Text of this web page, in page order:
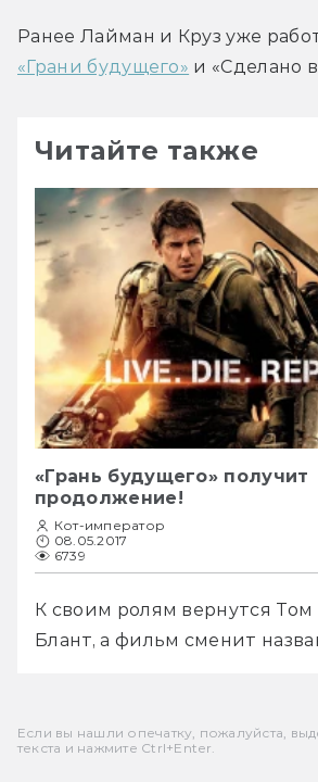
«Грани будущего» и «Сделано
Читайте также
«Грань будущего» получит
продолжение!
Кот-император
08.05.2017
6739
К своим ролям вернутся Том
Блант, а фильм сменит
Если вы нашли опечатку, пожалуйста,
текста и нажмите Ctrl+Enter.